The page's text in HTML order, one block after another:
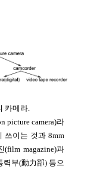
카메라.
picture camera)라
쓰이는 것과 8mm
(film magazine)과
력부(動力部) 등으